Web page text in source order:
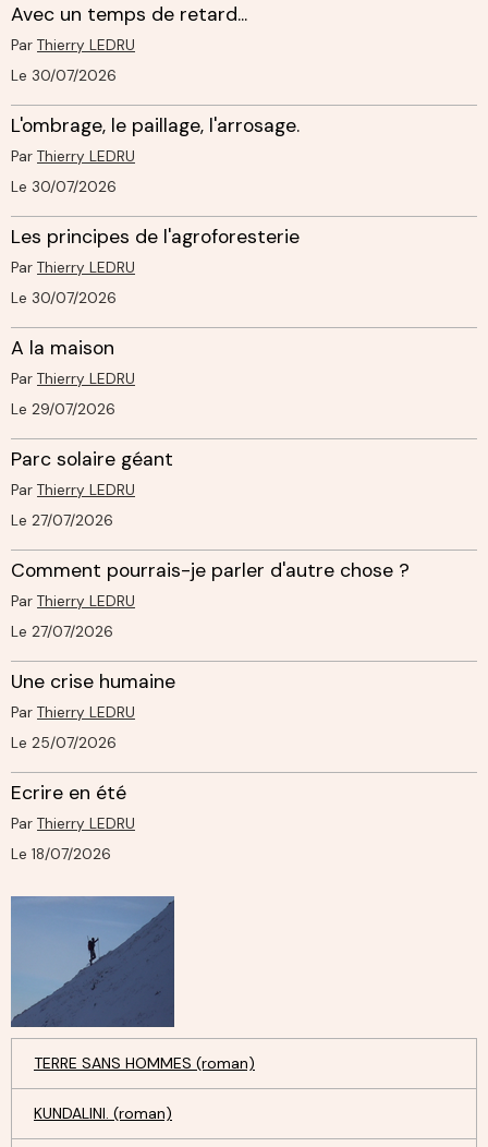
Avec un temps de retard...
Par Thierry LEDRU
Le 30/07/2026
L'ombrage, le paillage, l'arrosage.
Par Thierry LEDRU
Le 30/07/2026
Les principes de l'agroforesterie
Par Thierry LEDRU
Le 30/07/2026
A la maison
Par Thierry LEDRU
Le 29/07/2026
Parc solaire géant
Par Thierry LEDRU
Le 27/07/2026
Comment pourrais-je parler d'autre chose ?
Par Thierry LEDRU
Le 27/07/2026
Une crise humaine
Par Thierry LEDRU
Le 25/07/2026
Ecrire en été
Par Thierry LEDRU
Le 18/07/2026
TERRE SANS HOMMES (roman)
KUNDALINI. (roman)